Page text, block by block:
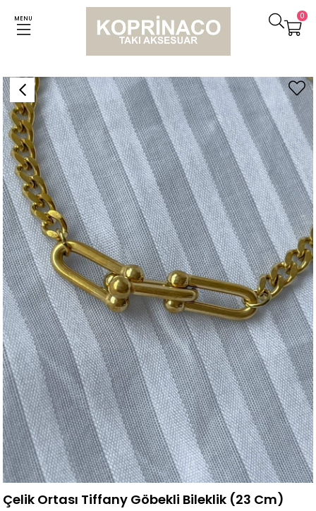
MENU 0
Bileklikler Çelik Ortası Tiffany Göbekli Bileklik (23 Cm)
Çelik Ortası Tiffany Göbekli Bileklik (23 Cm)